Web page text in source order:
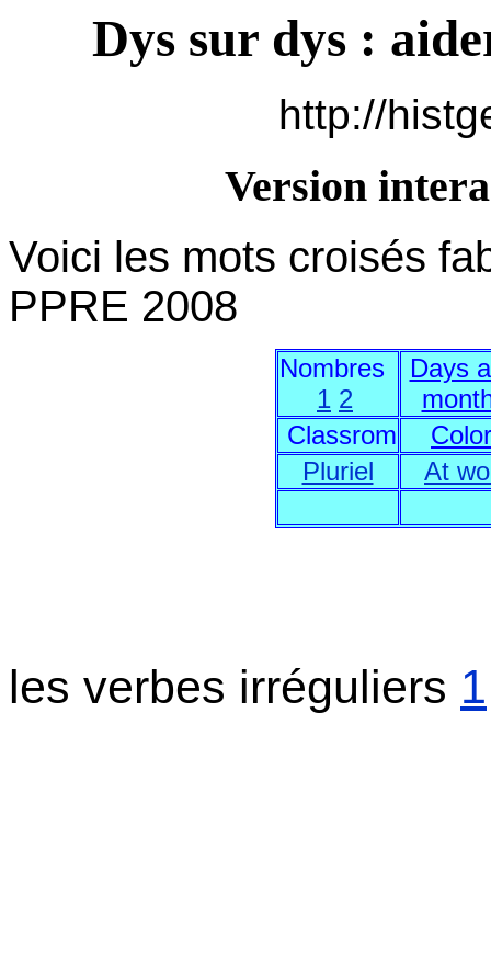
Dys sur dys :
http://
Version
Voici les mots croisés
PPRE 2008
Nombres
1 2
Days
Classrom
Pluriel
At
les verbes irréguliers 1